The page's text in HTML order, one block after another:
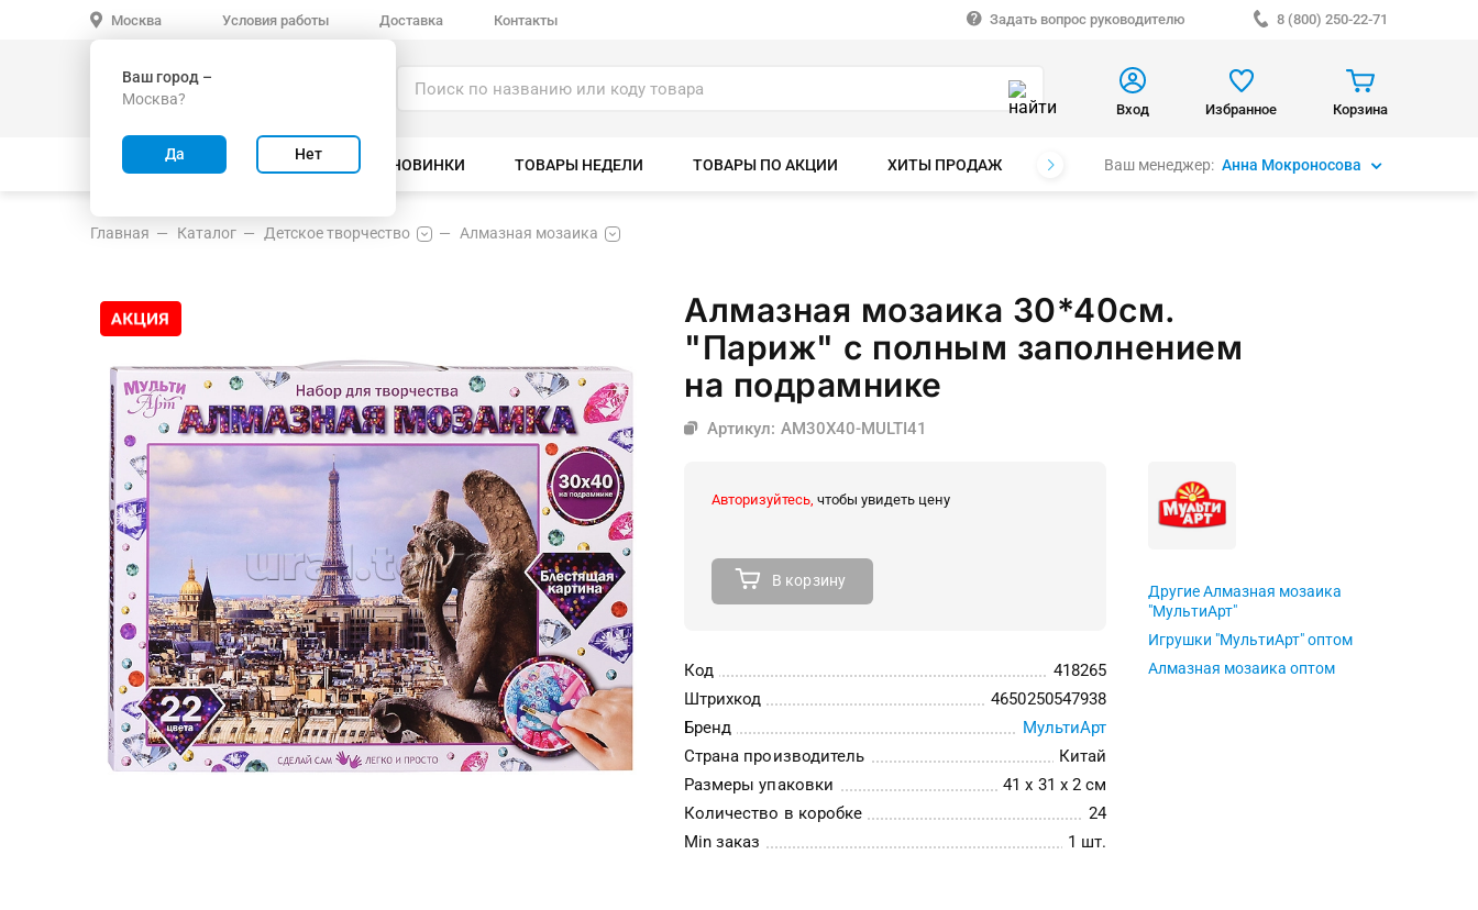
Москва
Ваш город –
Москва?
Да Нет
Условия работы Доставка Контакты Задать вопрос руководителю 8 (800) 250-22-71
Вход Избранное Корзина
ВСЕ ТОВАРЫ ВЕЛОСИПЕДЫ НОВИНКИ ТОВАРЫ НЕДЕЛИ ТОВАРЫ ПО АКЦИИ ХИТЫ ПРОДАЖ БРЕНДЫВаш менеджер: Анна Мокроносова
Главная Каталог Детское творчество Алмазная мозаика
Алмазная мозаика 30*40см.
"Париж" с полным заполнением
на подрамнике
Артикул: AM30X40-MULTI41
Авторизуйтесь, чтобы увидеть цену
В корзину
Код
418265
Штрихкод
4650250547938
Бренд
МультиАрт
Страна производитель
Китай
Размеры упаковки
41 x 31 x 2 см
Количество в коробке
24
Min заказ
1 шт.
Другие Алмазная мозаика
"МультиАрт"
Игрушки "МультиАрт" оптом
Алмазная мозаика оптом